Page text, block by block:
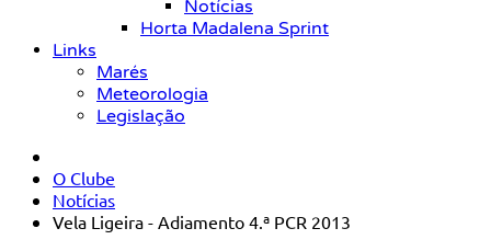
Notícias
Horta Madalena Sprint
Links
Marés
Meteorologia
Legislação
O Clube
Notícias
Vela Ligeira - Adiamento 4.ª PCR 2013